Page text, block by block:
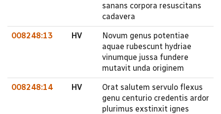
sanans corpora resuscitans
cadavera
008248:13 HV
Novum genus potentiae
aquae rubescunt hydriae
vinumque jussa fundere
mutavit unda originem
008248:14 HV
Orat salutem servulo flexus
genu centurio credentis ardor
plurimus exstinxit ignes